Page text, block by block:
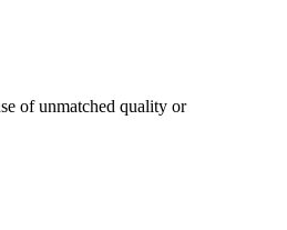
of unmatched quality or